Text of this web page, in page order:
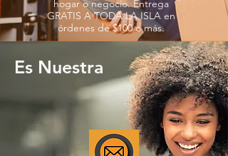
hogar o negocio. Entrega
GRATIS A TODA LA ISLA en
órdenes de $100 o más.
Es Nuestra